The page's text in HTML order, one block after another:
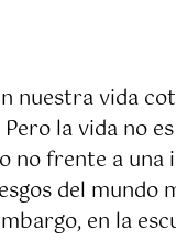
nuestra vida
la vida no
no frente a
del mundo
en la